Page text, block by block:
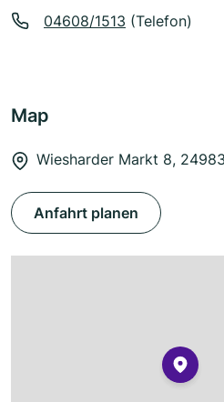
04608/1513 (Telefon)
Map
Wiesharder Markt 8,
Anfahrt planen